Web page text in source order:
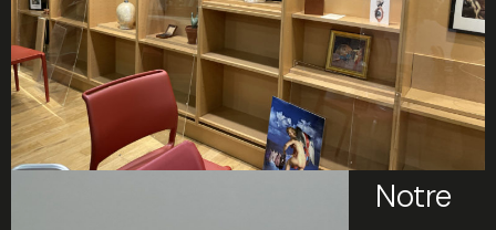
Notre